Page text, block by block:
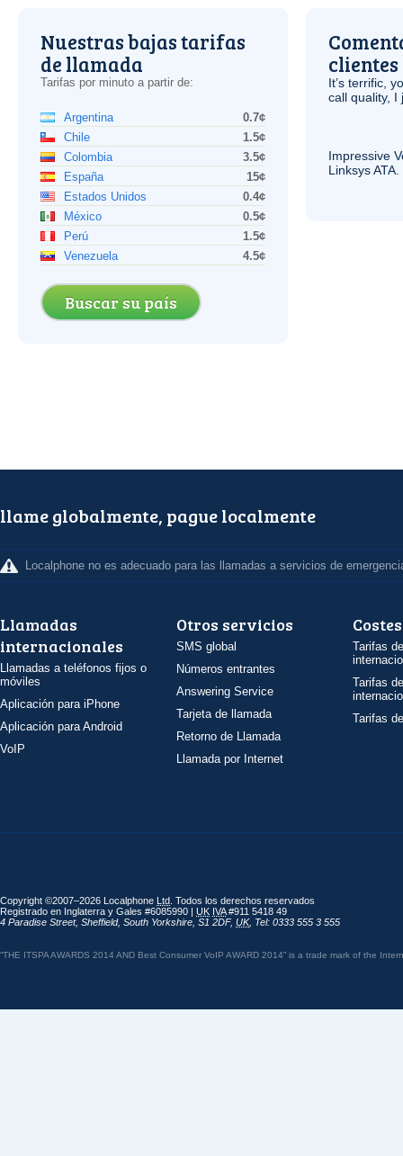
Nuestras bajas tarifas
de llamada
Tarifas por minuto a partir de:
Argentina
0.7¢
Chile
1.5¢
Colombia
3.5¢
España
15¢
Estados Unidos
0.4¢
México
0.5¢
Perú
1.5¢
Venezuela
4.5¢
Buscar su país
clientes
It’s terrific,
call quality, I
Impressive
LinksysATA
llame globalmente, pague localmente
Localphone no es adecuado para las llamadas a servicios de
Llamadas
internacionales
Llamadas a teléfonos fijos o
móviles
Aplicación para iPhone
Aplicación para Android
VoIP
Otros servicios
SMS global
Números entrantes
Answering Service
Tarjeta de llamada
Retorno de Llamada
Llamada por Internet
Costes
Tarifas
Tarifas
Tarifas
Copyright ©2007–2026 Localphone Ltd . Todos los derechos reservados
Registrado en Inglaterra y Gales #6085990 | UK IVA#911 5418 49
4 Paradise Street, Sheffield, South Yorkshire S1 2DF, UK, Tel: 0333 555 3 555
“THE ITSPA AWARDS 2014 AND Best Consumer VoIP AWARD 2014” is a trade mark of the